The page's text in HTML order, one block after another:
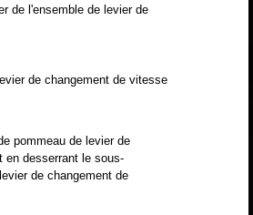
de l'ensemble de levier de
de changement de vitesse
pommeau de levier de
en desserrant le sous-
de changement de